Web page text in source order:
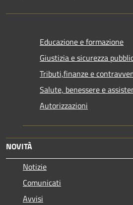
Educazione e formazione
Giustizia e sicurezza
Tributi,finanze e
Salute, benessere e
Autorizzazioni
NOVITÀ
Notizie
Comunicati
Avvisi